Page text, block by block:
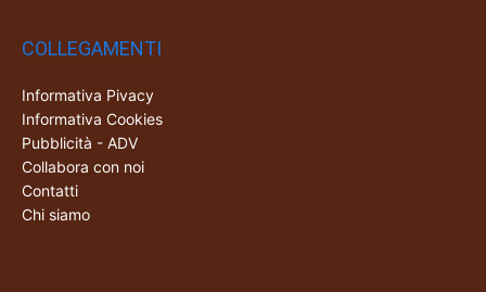
COLLEGAMENTI
Informativa Pivacy
Informativa Cookies
Pubblicità - ADV
Collabora con noi
Contatti
Chi siamo